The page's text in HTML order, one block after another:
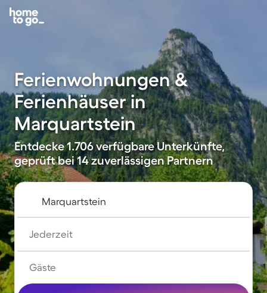
Ferienwohnungen &
Ferienhäuser in
Marquartstein
Entdecke 1.706 verfügbare Unterkünfte,
geprüft bei 14 zuverlässigen Partnern
Jederzeit
Gäste